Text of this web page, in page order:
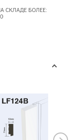
СКЛАДЕ БОЛЕЕ: